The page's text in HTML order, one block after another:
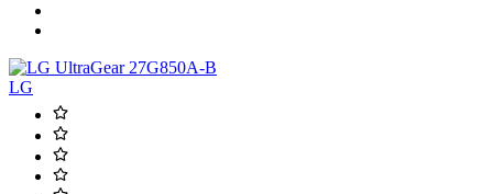
LG